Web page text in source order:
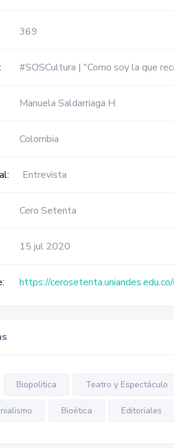
369
#SOSCultura | "Como soy la que
Manuela Saldarriaga H.
Colombia
Entrevista
Cero Setenta
15 jul 2020
https://
Biopolítica Teatro y Espectáculo
Bioética Editoriales